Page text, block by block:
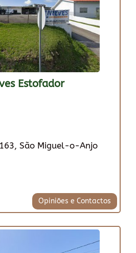
Estofador
São Miguel-o-Anjo
Opiniões e Contactos